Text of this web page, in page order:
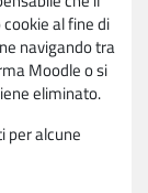
al fine di
navigando tra
Moodle o si
eliminato.
per alcune